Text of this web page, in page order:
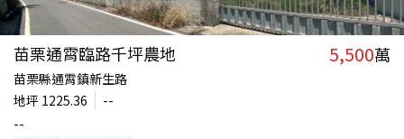
苗栗通霄臨路千坪農地 5,500萬
苗栗縣通霄鎮新生路
地坪 1225.36
--
--